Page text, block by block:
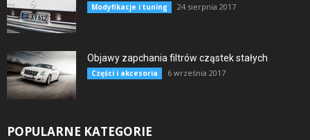
Modyfikacje i tuning 24 sierpnia 2017
Objawy zapchania filtrów cząstek stałych
Części i akcesoria 6 września 2017
POPULARNE KATEGORIE